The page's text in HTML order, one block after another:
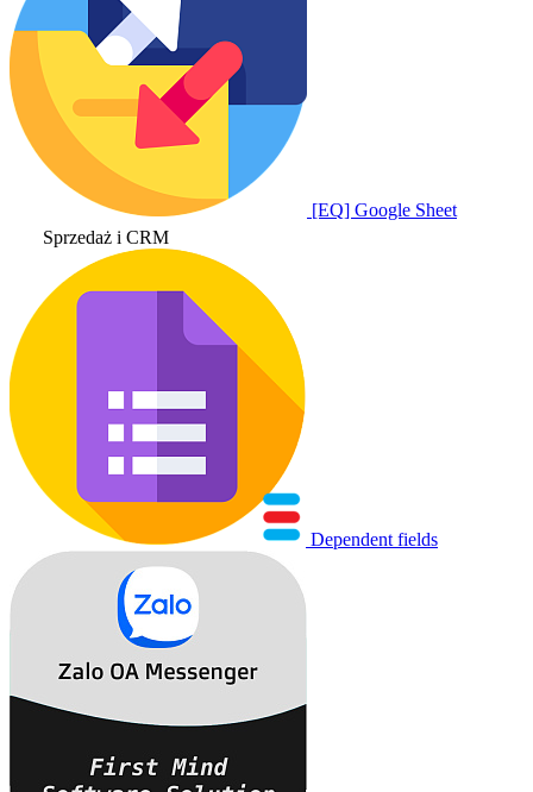
[EQ] Google Sheet
Sprzedaż i CRM
Dependent fields